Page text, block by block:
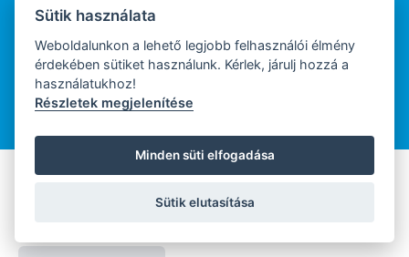
WEBFEJLESZTŐ
Sütik használata
Weboldalunkon a lehető legjobb felhasználói élmény
érdekében sütiket használunk. Kérlek, járulj hozzá a
használatukhoz!
Részletek megjelenítése
Minden süti elfogadása
Sütik elutasítása